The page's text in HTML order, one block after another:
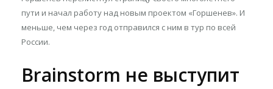
пути и начал работу над новым проектом «Горшенев». И
меньше, чем через год отправился с ним в тур по всей
России.
Brainstorm не выступит